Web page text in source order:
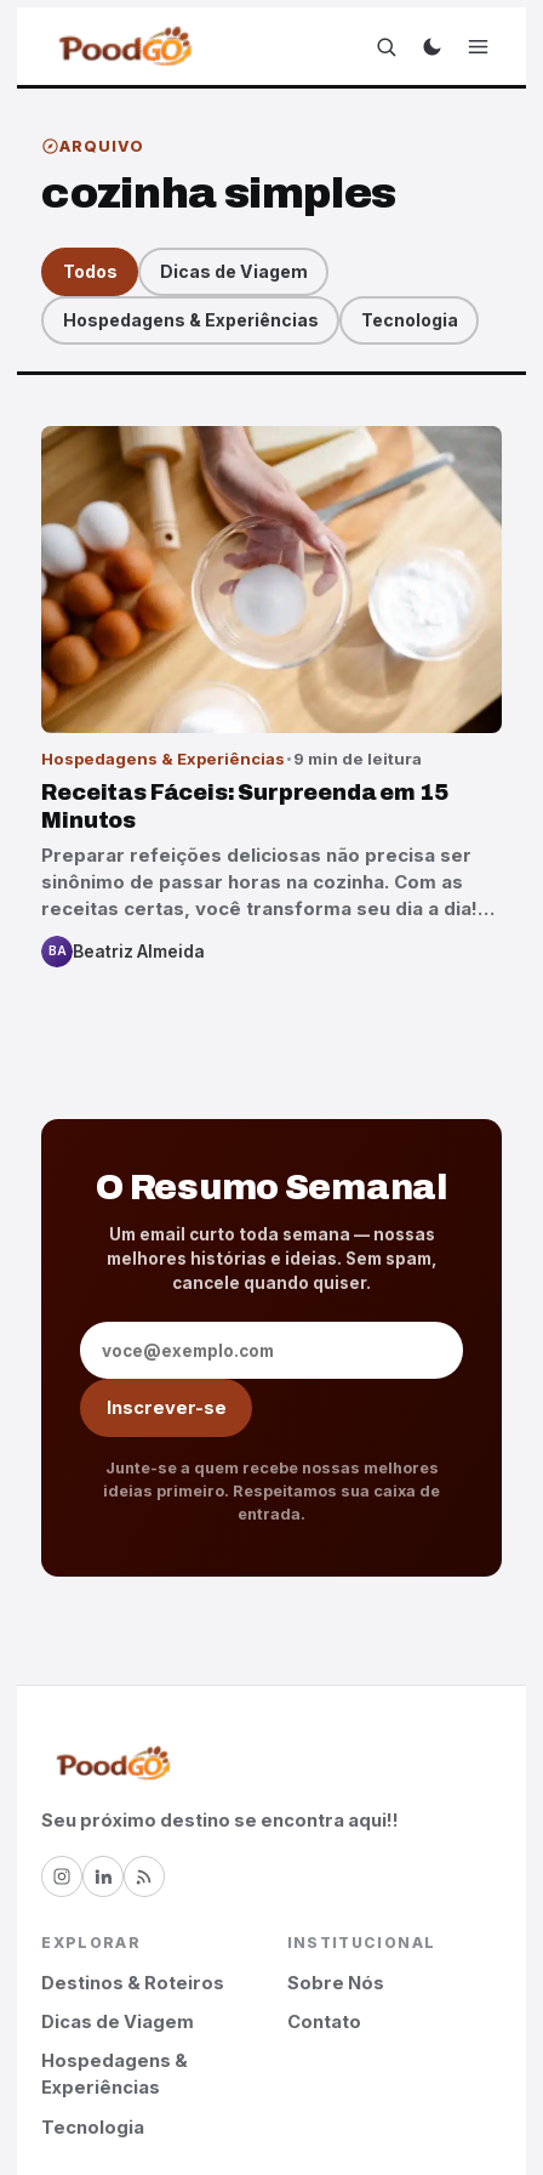
ARQUIVO
cozinha simples
Todos Dicas de Viagem
Hospedagens & Experiências Tecnologia
Artigos
Hospedagens & Experiências 9 min de leitura
Receitas Fáceis: Surpreenda em 15
Minutos
Preparar refeições deliciosas não precisa ser
sinônimo de passar horas na cozinha. Com as
receitas certas, você transforma seu dia a dia!…
BA Beatriz Almeida
O Resumo Semanal
Um email curto toda semana — nossas
melhores histórias e ideias. Sem spam,
cancele quando quiser.
Endereço de e-mail
Inscrever-se
Junte-se a quem recebe nossas melhores
ideias primeiro. Respeitamos sua caixa de
entrada.
Seu próximo destino se encontra aqui!!
EXPLORAR
Destinos & Roteiros
Dicas de Viagem
Hospedagens &
Experiências
Tecnologia
INSTITUCIONAL
Sobre Nós
Contato